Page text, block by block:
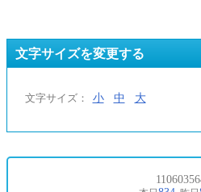
文字サイズを変更する
文字サイズ： 小 中 大